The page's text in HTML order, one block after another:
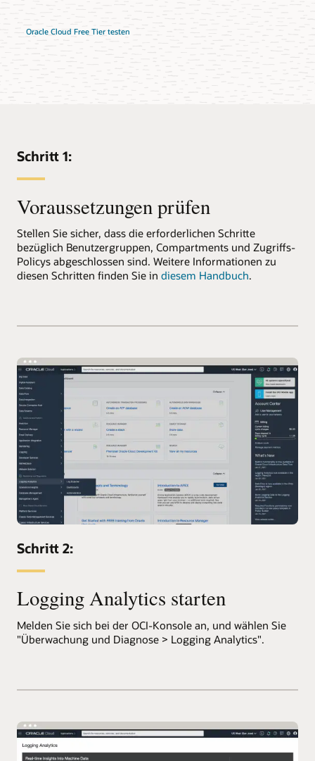
Oracle Cloud Free Tier testen
Schritt 1:
Voraussetzungen prüfen
Stellen Sie sicher, dass die erforderlichen Schritte
bezüglich Benutzergruppen, Compartments und Zugriffs-
Policys abgeschlossen sind. Weitere Informationen zu
diesen Schritten finden Sie in diesem Handbuch.
Schritt 2:
Logging Analytics starten
Melden Sie sich bei der OCI-Konsole an, und wählen Sie
"Überwachung und Diagnose > Logging Analytics".